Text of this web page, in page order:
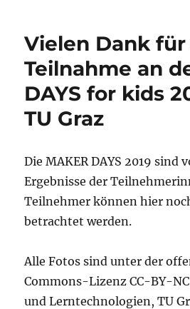
Vielen Dank für
Teilnahme an
DAYS for kids
TU Graz
Die MAKER DAYS 2019 sind
Ergebnisse der
Teilnehmer können hier
betrachtet werden.
Alle Fotos sind unter der
Commons-Lizenz CC-BY-
und Lerntechnologien, TU